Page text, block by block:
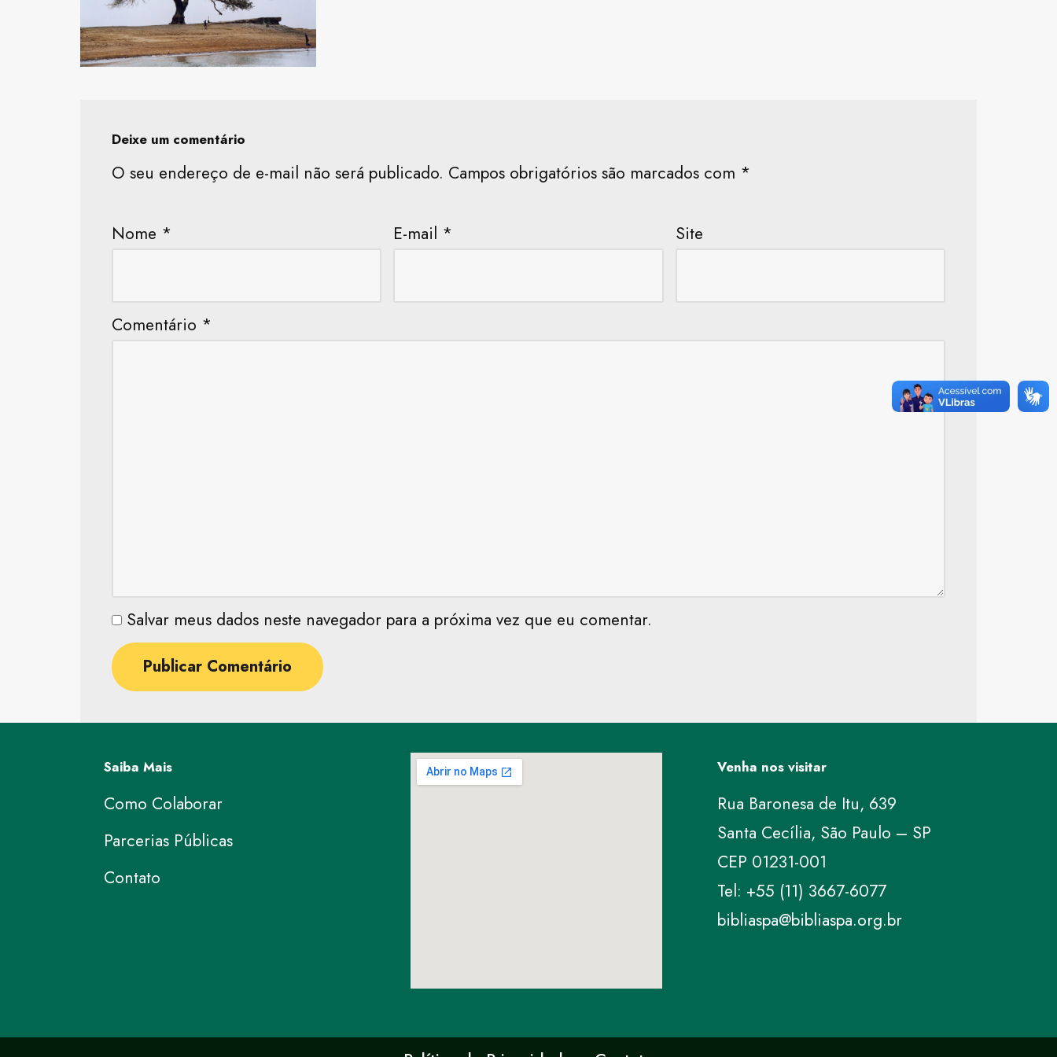
Deixe um comentário
O seu endereço de e-mail não será publicado. Campos obrigatórios são marcados com *
Nome * E-mail * Site
Comentário *
Salvar meus dados neste navegador para a próxima vez que eu comentar.
Saiba Mais
Como Colaborar
Parcerias Públicas
Contato
Venha nos visitar
Rua Baronesa de Itu, 639
Santa Cecília, São Paulo – SP
CEP 01231-001
Tel: +55 (11) 3667-6077
bibliaspa@bibliaspa.org.br